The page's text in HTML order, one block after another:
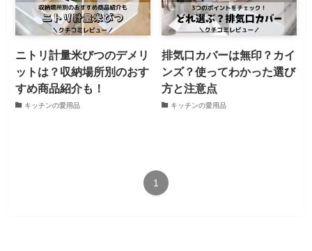
ニトリ計量米びつのデメリ
ットは？収納場所別のおす
すめ商品紹介も！
キッチンの愛用品
排気口カバーは無印？カイ
ンズ？使ってわかった選び
方と注意点
キッチンの愛用品
1